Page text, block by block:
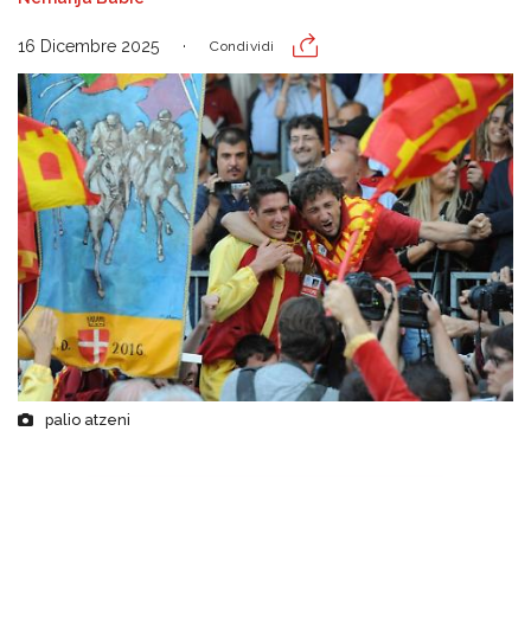
16 Dicembre 2025 Condividi
palio atzeni